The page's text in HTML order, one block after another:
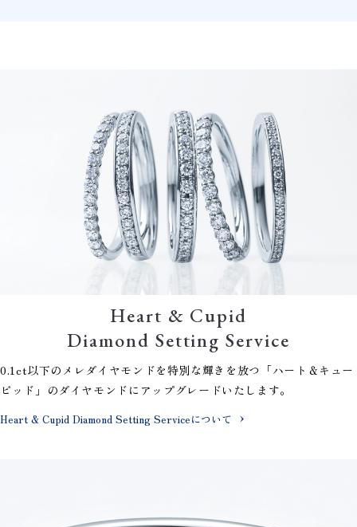
Heart & Cupid
Diamond Setting Service
0.1ct以下のメレダイヤモンドを特別な輝きを放つ「ハート＆キュー
ピッド」のダイヤモンドにアップグレードいたします。
Heart & Cupid Diamond Setting Serviceについて